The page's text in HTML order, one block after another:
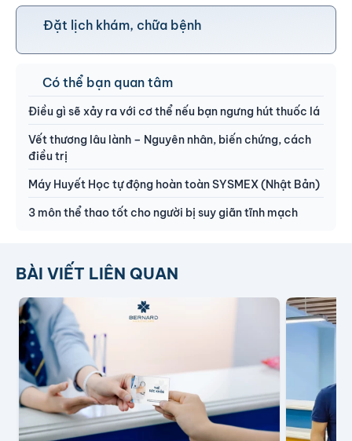
Đặt lịch khám, chữa bệnh
Có thể bạn quan tâm
Điều gì sẽ xảy ra với cơ thể nếu bạn ngưng hút thuốc lá
Vết thương lâu lành – Nguyên nhân, biến chứng, cách
điều trị
Máy Huyết Học tự động hoàn toàn SYSMEX (Nhật Bản)
3 môn thể thao tốt cho người bị suy giãn tĩnh mạch
BÀI VIẾT LIÊN QUAN